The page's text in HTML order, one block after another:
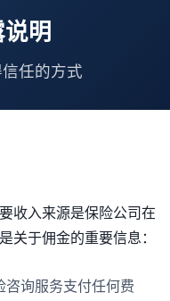
明
任的方式
收入来源是保险公司在
关于佣金的重要信息：
咨询服务支付任何费